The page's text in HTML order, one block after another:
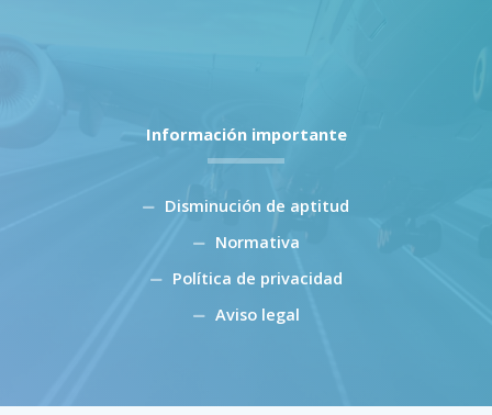
Información importante
Disminución de aptitud
Normativa
Política de privacidad
Aviso legal